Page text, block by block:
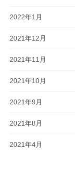
2022年1月
2021年12月
2021年11月
2021年10月
2021年9月
2021年8月
2021年4月